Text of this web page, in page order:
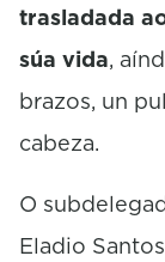
trasladada
súa vida,
brazos, un
cabeza.
O
Eladio